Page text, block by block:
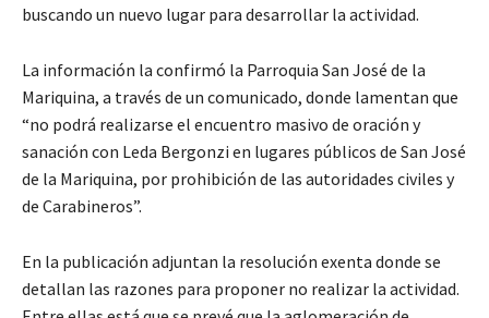
buscando un nuevo lugar para desarrollar la actividad.
La información la confirmó la Parroquia San José de la
Mariquina, a través de un comunicado, donde lamentan que
“no podrá realizarse el encuentro masivo de oración y
sanación con Leda Bergonzi en lugares públicos de San José
de la Mariquina, por prohibición de las autoridades civiles y
de Carabineros”.
En la publicación adjuntan la resolución exenta donde se
detallan las razones para proponer no realizar la actividad.